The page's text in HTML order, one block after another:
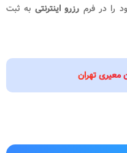
را در فرم رزرو اینترنتی به ثبت
معیری تهران